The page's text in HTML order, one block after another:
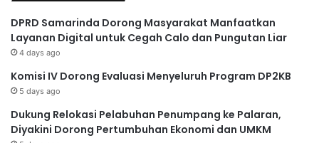
DPRD Samarinda Dorong Masyarakat Manfaatkan
Layanan Digital untuk Cegah Calo dan Pungutan Liar
4 days ago
Komisi IV Dorong Evaluasi Menyeluruh Program DP2KB
5 days ago
Dukung Relokasi Pelabuhan Penumpang ke Palaran,
Diyakini Dorong Pertumbuhan Ekonomi dan UMKM